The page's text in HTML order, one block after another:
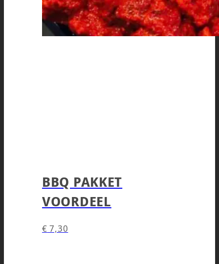
BBQ PAKKET
VOORDEEL
€ 7,30